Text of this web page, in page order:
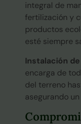
integral de
fertilización y
productos
esté siempre
Instalación
encarga de
del terreno
asegurando